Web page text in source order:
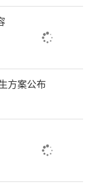
方案公布